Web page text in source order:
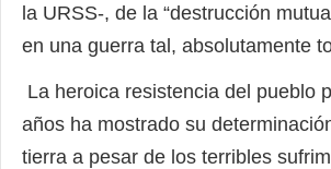
la URSS-, de la “destrucción
en una guerra tal, absolutamente
La heroica resistencia del pueblo
años ha mostrado su
tierra a pesar de los terribles